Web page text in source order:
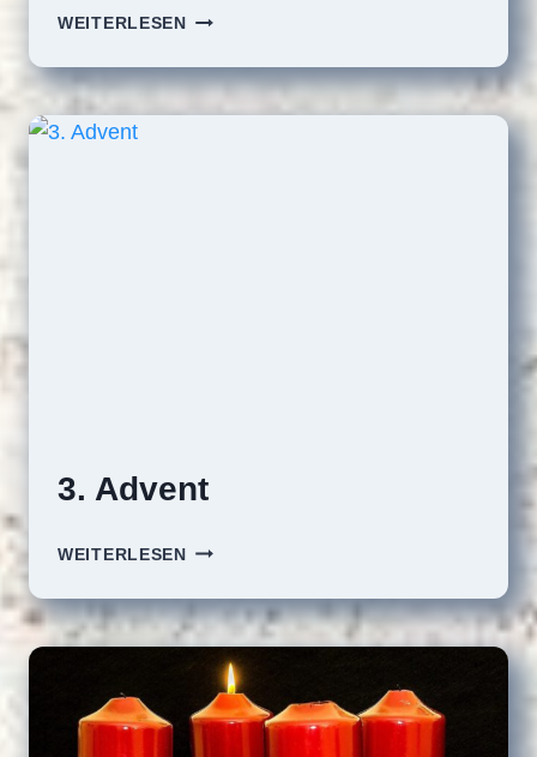
WEITERLESEN4.
3. Advent
WEITERLESEN3.